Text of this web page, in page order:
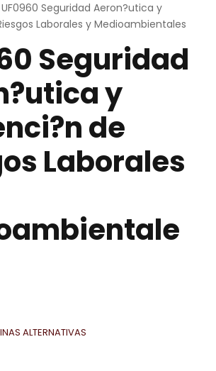
Seguridad Aeron?utica y
Laborales y Medioambientales
Seguridad
y
de
Laborales
ALTERNATIVAS